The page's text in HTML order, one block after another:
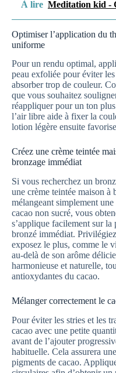
À lire Meditation kid -
Optimiser l’application du
uniforme
Pour un rendu optimal,
peau exfoliée pour éviter
absorber trop de couleur.
que vous souhaitez
réappliquer pour un ton
l’air libre aide à fixer la
lotion légère ensuite
Créez une crème teintée
bronzage immédiat
Si vous recherchez un
une crème teintée maison à
mélangeant simplement
cacao non sucré, vous
s’applique facilement sur
bronzé immédiat.
exposez le plus, comme le
au-delà de son arôme
harmonieuse et naturelle,
antioxydantes du cacao.
Mélanger correctement le
Pour éviter les stries et les
cacao avec une petite
avant de l’ajouter
habituelle. Cela assurera
pigments de cacao.